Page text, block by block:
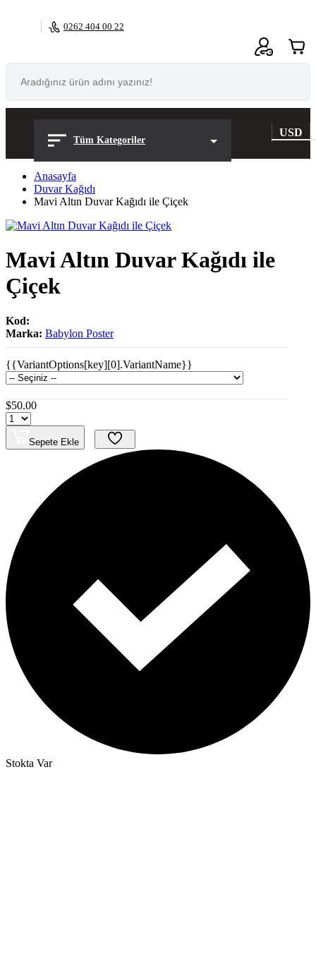
0262 404 00 22
0
Tüm Kategoriler
USD
Anasayfa
Duvar Kağıdı
Mavi Altın Duvar Kağıdı ile Çiçek
Mavi Altın Duvar Kağıdı ile
Çiçek
Kod:
Marka: Babylon Poster
{{VariantOptions[key][0].VariantName}}
$50.00
Sepete Ekle
Stokta Var